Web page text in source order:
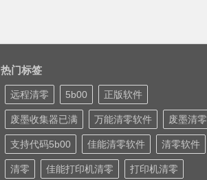
热门标签
远程清零 5b00 正版软件
废墨收集器已满 万能清零软件 废墨清零
支持代码5b00 佳能清零软件 清零软件
清零 佳能打印机清零 打印机清零